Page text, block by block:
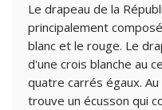
Le drapeau de la
principalement
blanc et le rouge. Le
d'une crois blanche au
quatre carrés égaux.
trouve un écusson qui